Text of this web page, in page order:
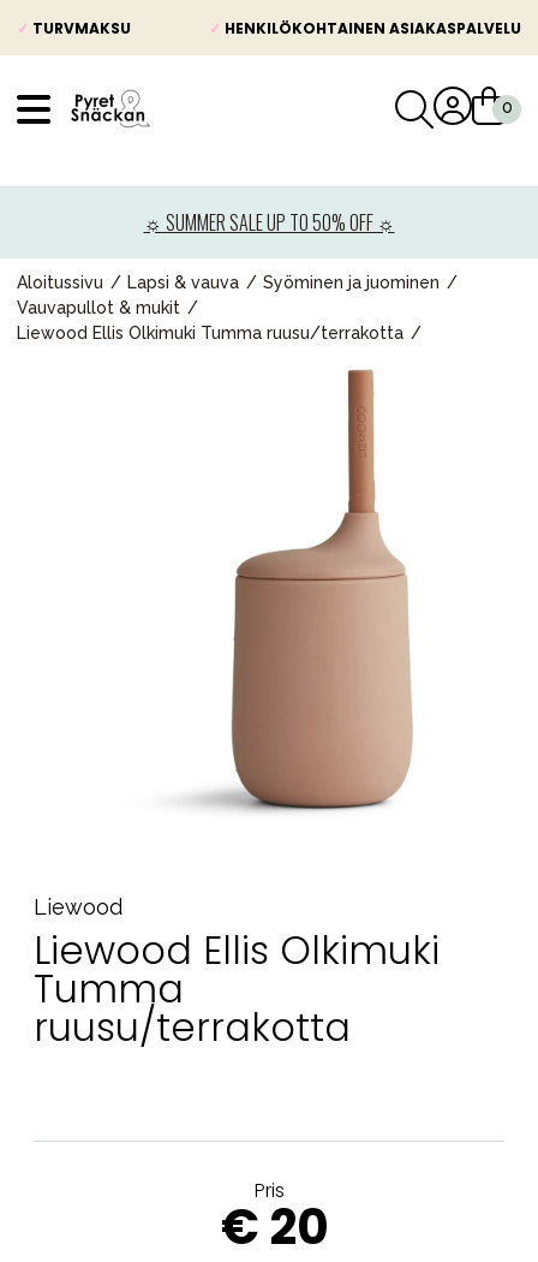
✓ TURVMAKSU ✓ HENKILÖKOHTAINEN ASIAKASPALVELU
☼ SUMMER SALE UP TO 50% OFF ☼
Aloitussivu Lapsi & vauva
Syöminen ja juominen
Vauvapullot & mukit
Liewood Ellis Olkimuki Tumma ruusu/terrakotta
Liewood
Liewood Ellis Olkimuki
Tumma
ruusu/terrakotta
Pris
€ 20
Lastenvaunut
Lasten turvaistuimet
Vauvan paketti
Lapsi & vauva
Huonekalut & vuodevaatteet
Tarvikkeet
Varaosat
Kampanjat
Lahjavinkkejä
Suosikit
Tavaramerkit
Aurinko ja uinti
Ota meihin yhteyttä osoitteessa